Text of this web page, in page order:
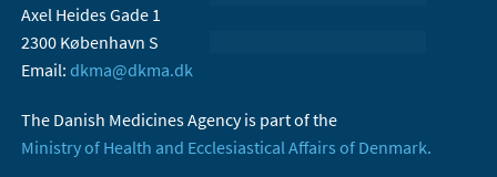
Axel Heides Gade 1
2300 København S
Email: dkma@dkma.dk
The Danish Medicines Agency is part of the
Ministry of Health and Ecclesiastical Affairs of Denmark.